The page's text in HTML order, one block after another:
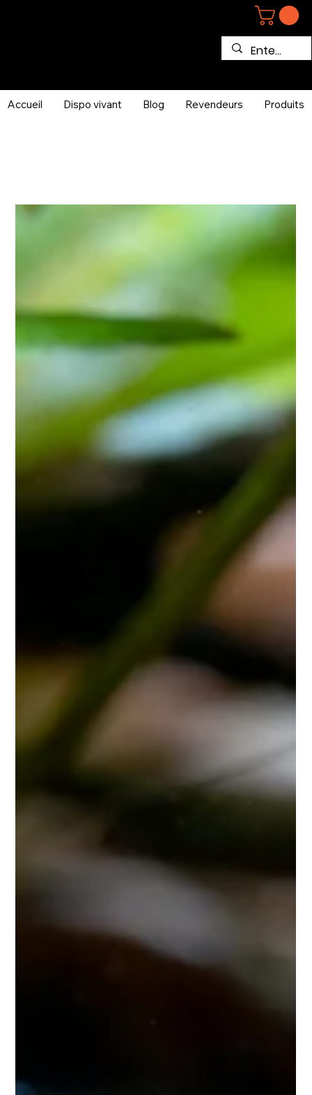
Accueil Dispo vivant Blog Revendeurs Produits